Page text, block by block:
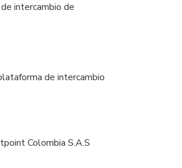
intercambio de
de intercambio
Colombia S.A.S